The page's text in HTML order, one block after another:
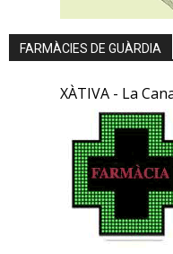
FARMÀCIES DE GUÀRDIA
XÀTIVA - La